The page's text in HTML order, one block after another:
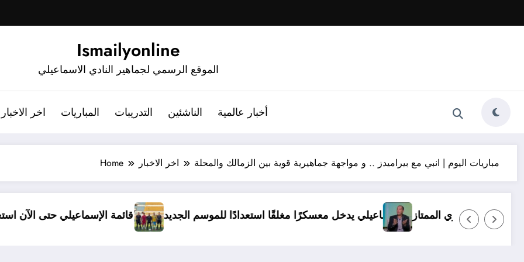
Ismailyonline
الموقع الرسمي لجماهير النادي الاسماعيلي
اخر الاخبار المباريات التدريبات الناشئين أخبار عالمية
Home اخر الاخبار مباريات اليوم | انبي مع بيراميدز .. و مواجهة جماهيرية قوية بين الزمالك والمحلة
قائمة الإسماعيلي يدخل معسكرًا مغلقًا استعدادًا للموسم الجديد ولا بديل عن العودة للدوري الممتاز